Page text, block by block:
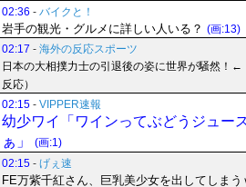
02:36 - バイクと！
岩手の観光・グルメに詳しい人いる？ (画:13)
02:17 - 海外の反応スポーツ
日本の大相撲力士の引退後の姿に世界が騒然！
反応）
02:15 - VIPPER速報
幼少ワイ「ワインってぶどうジュー
ぁ」
(画:1)
02:15 - げぇ速
FE万紫千紅さん、巨乳美少女を出してしまう